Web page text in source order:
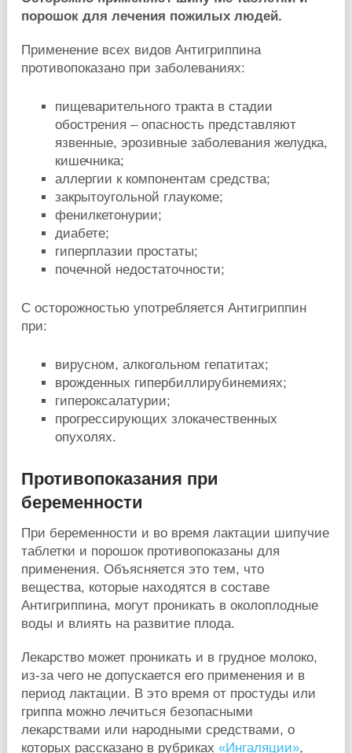
порошок для лечения пожилых людей.
Применение всех видов Антигриппина
противопоказано при заболеваниях:
пищеварительного тракта в стадии
обострения – опасность представляют
язвенные, эрозивные заболевания желудка,
кишечника;
аллергии к компонентам средства;
закрытоугольной глаукоме;
фенилкетонурии;
диабете;
гиперплазии простаты;
почечной недостаточности;
С осторожностью употребляется Антигриппин
при:
вирусном, алкогольном гепатитах;
врожденных гипербиллирубинемиях;
гипероксалатурии;
прогрессирующих злокачественных
опухолях.
Противопоказания при
беременности
При беременности и во время лактации шипучие
таблетки и порошок противопоказаны для
применения. Объясняется это тем, что
вещества, которые находятся в составе
Антигриппина, могут проникать в околоплодные
воды и влиять на развитие плода.
Лекарство может проникать и в грудное молоко,
из-за чего не допускается его применения и в
период лактации. В это время от простуды или
гриппа можно лечиться безопасными
лекарствами или народными средствами, о
которых рассказано в рубриках «Ингаляции»,